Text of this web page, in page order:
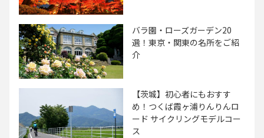
バラ園・ローズガーデン20
選！東京・関東の名所をご紹
介
【茨城】初心者にもおすす
め！つくば霞ヶ浦りんりんロ
ード サイクリングモデルコー
ス